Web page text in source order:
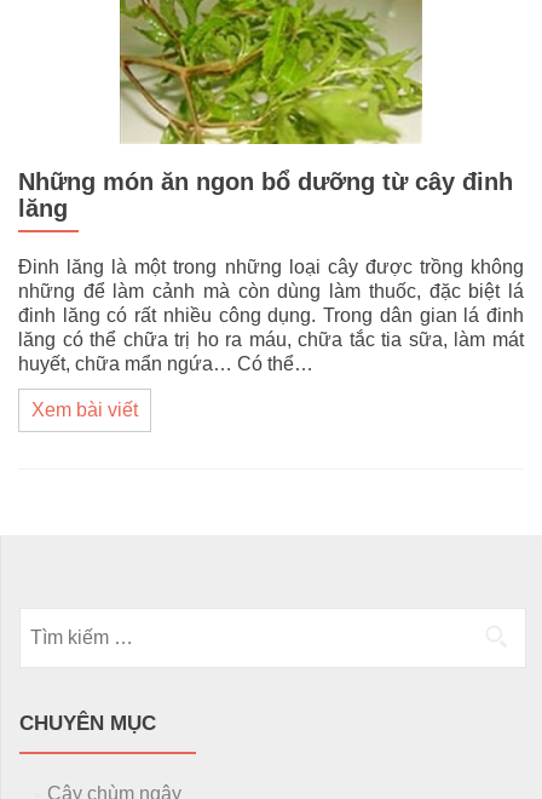
Những món ăn ngon bổ dưỡng từ cây đinh
lăng
Đinh lăng là một trong những loại cây được trồng không
những để làm cảnh mà còn dùng làm thuốc, đặc biệt lá
đinh lăng có rất nhiều công dụng. Trong dân gian lá đinh
lăng có thể chữa trị ho ra máu, chữa tắc tia sữa, làm mát
huyết, chữa mẩn ngứa… Có thể…
Xem bài viết
CHUYÊN MỤC
Cây chùm ngây